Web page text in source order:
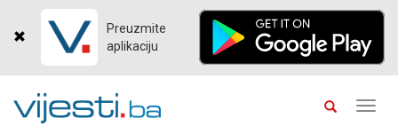
Preuzmite
aplikaciju